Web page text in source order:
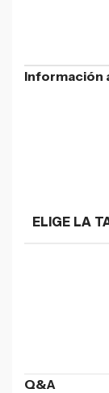
Información
ELIGE LA
Q&A